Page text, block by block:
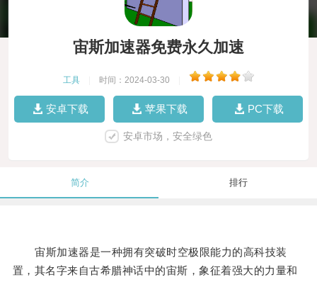
宙斯加速器免费永久加速
工具 时间：2024-03-30
安卓下载 苹果下载 PC下载
安卓市场，安全绿色
简介 排行
宙斯加速器是一种拥有突破时空极限能力的高科技装
置，其名字来自古希腊神话中的宙斯，象征着强大的力量和